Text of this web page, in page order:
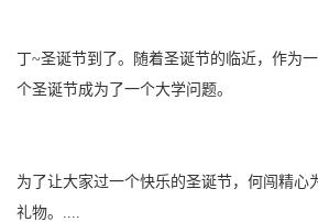
丁~圣诞节到了。随着圣诞节的临近，作为
个圣诞节成为了一个大学问题。
为了让大家过一个快乐的圣诞节，何闯精心
礼物。....